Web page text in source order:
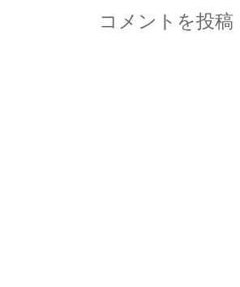
コメントを投稿